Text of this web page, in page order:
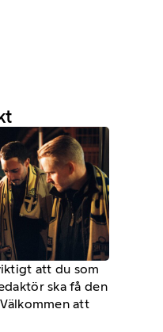
att du som
ska få den
att